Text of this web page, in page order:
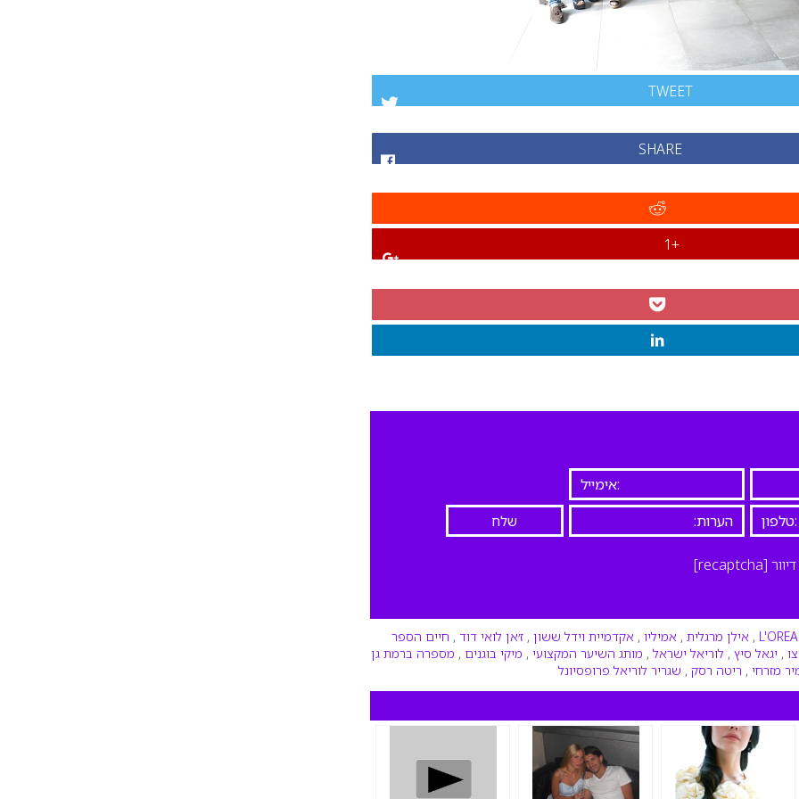
TWEET
SHARE
+1
[recaptcha]
, אילן מרגלית , אמיליו , אקדמיית וידל ששון , ז׳אן לואי דוד , חיים הספר
, יגאל סיץ , לוריאל ישראל , מותג השיער המקצועי , מיקי בוגנים , מספרה ברמת גן
מזרחי , ריטה רסק , שגריר לוריאל פרופסיונל